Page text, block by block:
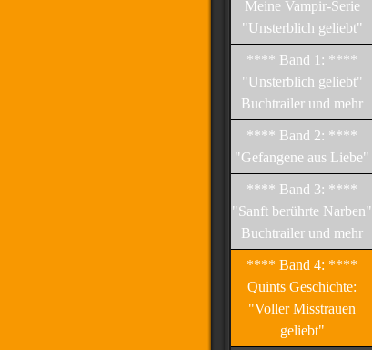
Meine Vampir-Serie
"Unsterblich geliebt"
**** Band 1: ****
"Unsterblich geliebt"
Buchtrailer und mehr
**** Band 2: ****
"Gefangene aus Liebe"
**** Band 3: ****
"Sanft berührte Narben"
Buchtrailer und mehr
**** Band 4: ****
Quints Geschichte:
"Voller Misstrauen
geliebt"